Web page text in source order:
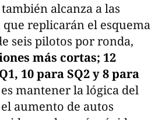
alcanza a las
replicarán el esquema
seis pilotos por ronda,
más cortas; 12
10 para SQ2 y 8 para
mantener la lógica del
aumento de autos